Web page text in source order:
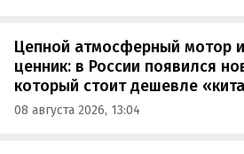
Цепной атмосферный мотор
ценник: в России появился
который стоит дешевле
08 августа 2026, 13:04